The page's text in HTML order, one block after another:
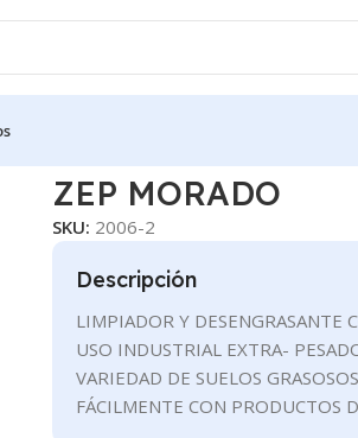
ZEP MORADO
SKU: 2006-2
Descripción
LIMPIADOR Y DESENGRASANTE
USO INDUSTRIAL EXTRA-
VARIEDAD DE SUELOS
FÁCILMENTE CON PRODUCTOS